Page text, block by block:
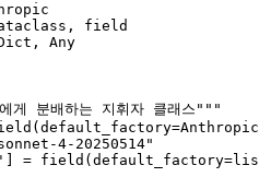
, Any
게 분배하는 지휘자 클래스"""
4-20250514"
] = field(default_factory=